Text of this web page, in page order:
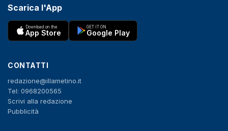
Scarica l'App
Download on the
App Store
GET IT ON
Google Play
CONTATTI
redazione@illametino.it
Tel: 0968200565
Scrivi alla redazione
Pubblicità